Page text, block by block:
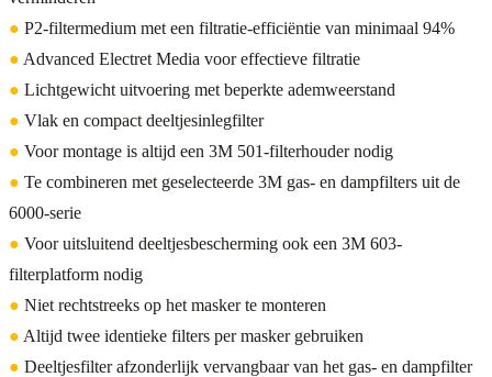
● P2-filtermedium met een filtratie-efficiëntie van minimaal 94%
● Advanced Electret Media voor effectieve filtratie
● Lichtgewicht uitvoering met beperkte ademweerstand
● Vlak en compact deeltjesinlegfilter
● Voor montage is altijd een 3M 501-filterhouder nodig
● Te combineren met geselecteerde 3M gas- en dampfilters uit de
6000-serie
● Voor uitsluitend deeltjesbescherming ook een 3M 603-
filterplatform nodig
● Niet rechtstreeks op het masker te monteren
● Altijd twee identieke filters per masker gebruiken
● Deeltjesfilter afzonderlijk vervangbaar van het gas- en dampfilter